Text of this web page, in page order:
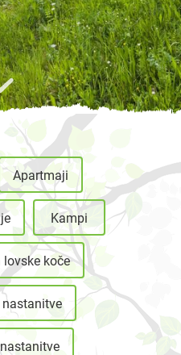
Apartmaji
Kampi
lovske koče